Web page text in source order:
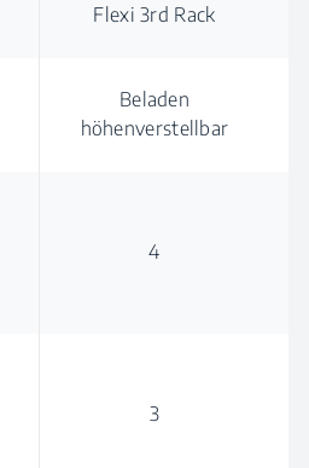
Flexi 3rd Rack
Beladen
höhenverstellbar
4
3